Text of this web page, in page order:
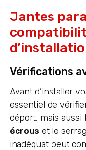
Jantes para
Vérifications
Avant d’installer
essentiel de
déport, mais aussi
écrous et le
inadéquat peut